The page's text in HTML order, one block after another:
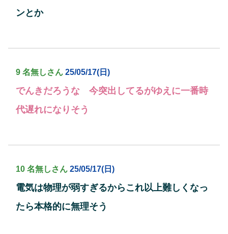
ンとか
9 名無しさん 25/05/17(日)
でんきだろうな 今突出してるがゆえに一番時
代遅れになりそう
10 名無しさん 25/05/17(日)
電気は物理が弱すぎるからこれ以上難しくなっ
たら本格的に無理そう